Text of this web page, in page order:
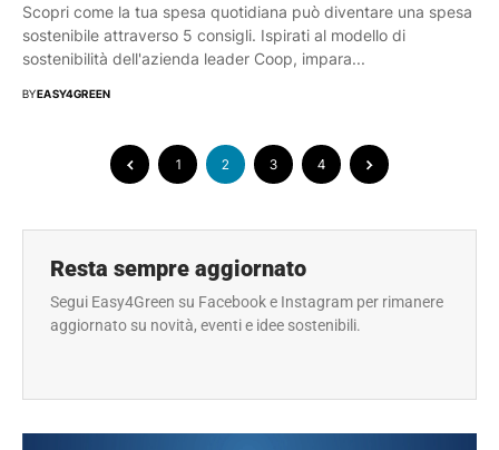
Scopri come la tua spesa quotidiana può diventare una spesa
sostenibile attraverso 5 consigli. Ispirati al modello di
sostenibilità dell'azienda leader Coop, impara...
BYEASY4GREEN
1 2 3 4
Resta sempre aggiornato
Segui Easy4Green su Facebook e Instagram per rimanere
aggiornato su novità, eventi e idee sostenibili.